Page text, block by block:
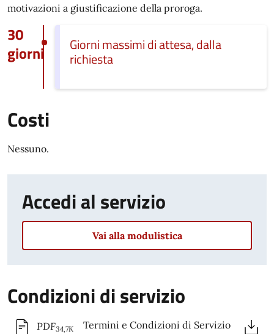
motivazioni a giustificazione della proroga.
30
giorni
Giorni massimi di attesa, dalla
richiesta
Costi
Nessuno.
Accedi al servizio
Vai alla modulistica
Condizioni di servizio
PDF34,7K Termini e Condizioni di Servizio